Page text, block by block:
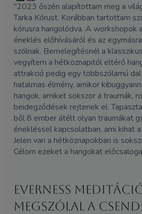
"2023 őszén alapítottam meg a
Tarka Kórust. Korábban tartottam
kórusra hangolódva. A workshopok
éneklés előhívásáról és az
szólnak. Bemelegítésnél a
vegyítem a hétköznapitól eltérő
attrakció pedig egy többszólamú
hatalmas élmény, amikor
hangok, amiket sokszor a traumák,
beidegződések rejtenek el.
ből 8 ember átélt olyan traumákat
énekléssel kapcsolatban, ami kihat
Jelen van a hétköznapokban is
Célom ezeket a hangokat
EVERNESS
Megszólal a